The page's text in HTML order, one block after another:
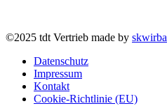
©2025 tdt Vertrieb made by skwirba
Datenschutz
Impressum
Kontakt
Cookie-Richtlinie (EU)